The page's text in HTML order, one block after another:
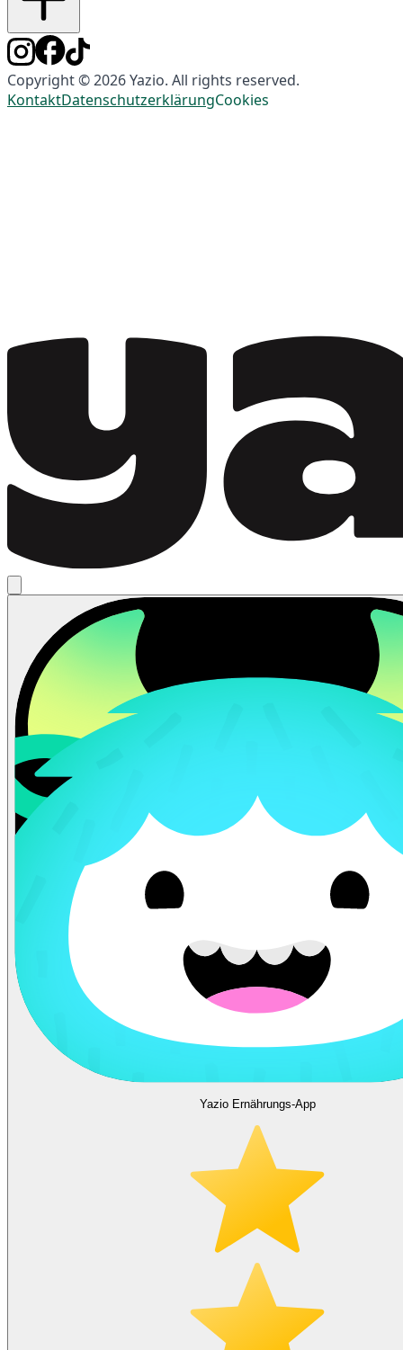
Copyright © 2026 Yazio. All rights reserved.
KontaktDatenschutzerklärungCookies
Yazio Ernährungs-App